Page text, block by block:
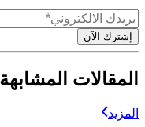
إشترك الآن
المقالات المشابهة
المزيد